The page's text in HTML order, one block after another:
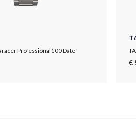
Professional 500 Date
€